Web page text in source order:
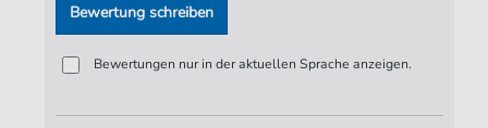
Bewertung schreiben
Bewertungen nur in der aktuellen Sprache anzeigen.